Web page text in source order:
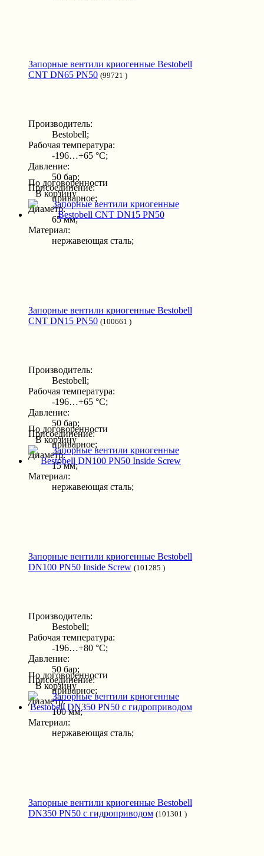
Запорные вентили криогенные Bestobell
CNT DN65 PN50 (99721 )
Производитель:
Bestobell;
Рабочая температура:
-196…+65 °С;
Давление:
50 бар;
Присоединение:
приварное;
Диаметр:
65 мм;
Материал:
нержавеющая сталь;
По договоренности
В корзину
Запорные вентили криогенные Bestobell
CNT DN15 PN50 (100661 )
Производитель:
Bestobell;
Рабочая температура:
-196…+65 °С;
Давление:
50 бар;
Присоединение:
приварное;
Диаметр:
15 мм;
Материал:
нержавеющая сталь;
По договоренности
В корзину
Запорные вентили криогенные Bestobell
DN100 PN50 Inside Screw (101285 )
Производитель:
Bestobell;
Рабочая температура:
-196…+80 °С;
Давление:
50 бар;
Присоединение:
приварное;
Диаметр:
100 мм;
Материал:
нержавеющая сталь;
По договоренности
В корзину
Запорные вентили криогенные Bestobell
DN350 PN50 с гидроприводом (101301 )